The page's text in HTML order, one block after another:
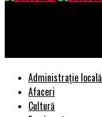
Administrație locală
Afaceri
Cultură